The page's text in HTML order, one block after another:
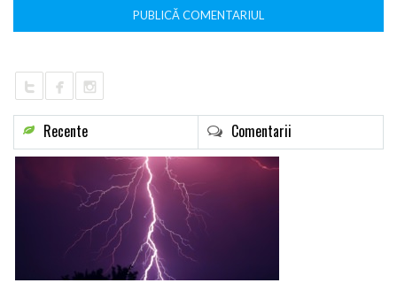
Recente Comentarii